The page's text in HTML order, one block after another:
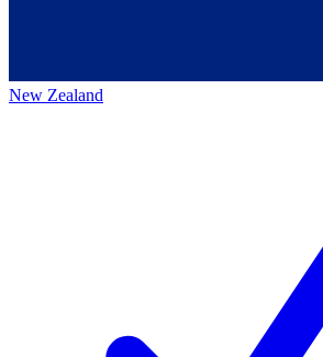
New Zealand